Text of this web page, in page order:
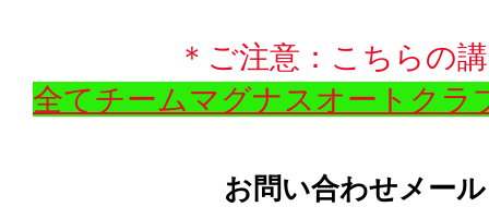
＊ご注意：こちらの
全てチームマグナスオートクラ
​お問い合わせメール